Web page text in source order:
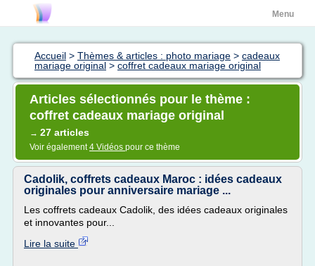
Menu
Accueil > Thèmes & articles : photo mariage > cadeaux
mariage original > coffret cadeaux mariage original
Articles sélectionnés pour le thème :
coffret cadeaux mariage original
→ 27 articles
Voir également4 Vidéos pour ce thème
Cadolik, coffrets cadeaux Maroc : idées cadeaux
originales pour anniversaire mariage ...
Les coffrets cadeaux Cadolik, des idées cadeaux originales
et innovantes pour...
Lire la suite